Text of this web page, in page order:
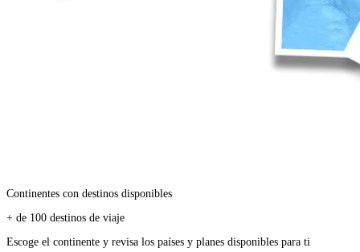
Continentes con destinos disponibles
+ de 100 destinos de viaje
Escoge el continente y revisa los países y planes disponibles para ti